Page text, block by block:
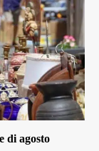
di agosto